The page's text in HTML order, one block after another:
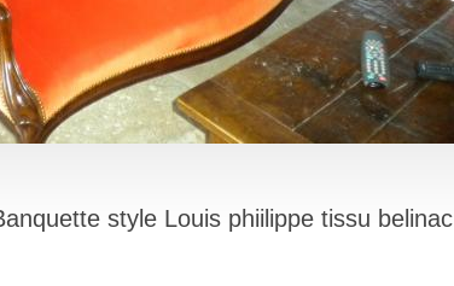
style Louis phiilippe tissu belinac